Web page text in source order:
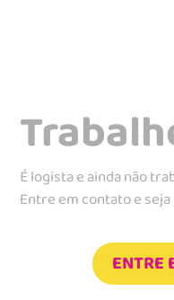
É logista e ainda não
Entre em contato e
ENTRE